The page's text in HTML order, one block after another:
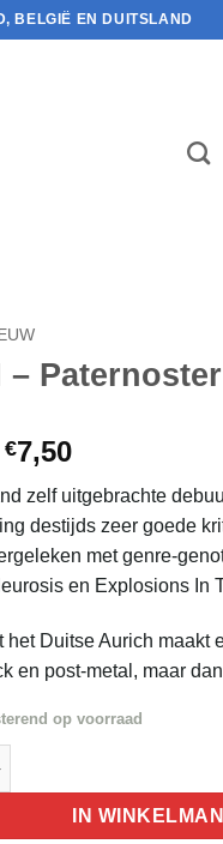
BELGIË EN DUITSLAND
–
Oorspronkelijke
was:
€10,00.
€7,50Huidige
is:
€7,50.
zelf uitgebrachte
destijds zeer goede
met genre-
en Explosions In
het Duitse Aurich maakt
en post-metal, maar
op voorraad
- CD aantal
IN